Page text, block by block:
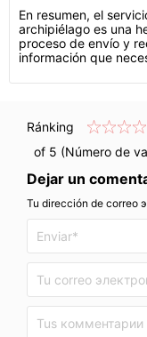
En resumen, el
archipiélago es una
proceso de envío y
información que
Ránking
of 5 (Número de
Dejar un
Tu dirección de correo